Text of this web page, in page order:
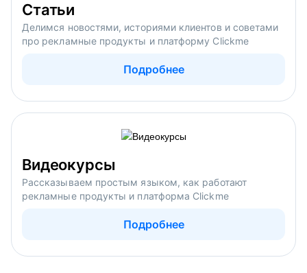
Статьи
Делимся новостями, историями клиентов и советами
про рекламные продукты и платформу Clickme
Подробнее
Видеокурсы
Рассказываем простым языком, как работают
рекламные продукты и платформа Clickme
Подробнее